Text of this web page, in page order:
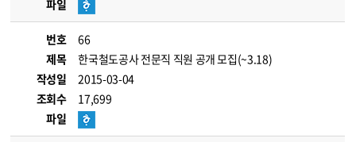
파일
번호
66
제목
한국철도공사 전문직 직원 공개 모집(~3.18)
작성일
2015-03-04
조회수
17,699
파일